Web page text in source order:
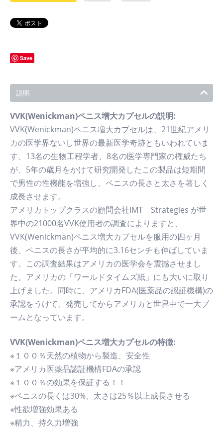
Save
説明
VVK(Wenickman)ペニス増大カプセルの説明:
VVK(Wenickman)ペニス増大カプセルは、21世紀アメリ
カの医学界ないし世界の最新医学奇跡ともいわれていま
す、13名の生物工程学者、8名の医学専門家の権威たち
が、5年の歳月をかけて研究開発したこの製品は短期間
で男性の性機能を増強し、ペニスの長さと太さを著しく
成長させます。
アメリカトップクラスの顧問会社IMT Strategies が世
界中の21000名VVK使用者の調査によりますと、
VVK(Wenickman)ペニス増大カプセルを服用の四ヶ月
後、ペニスの長さが平均的に3.16センチも伸ばしていま
す。この調査結果はアメリカの医学会を震撼させまし
た。アメリカの「ワールドタイムズ紙」にも大いに取り
上げました。同時に、アメリカFDA(医薬品の認証機構)の
承認をうけて、発売してからアメリカと世界中で一大ブ
ームとなっています。
VVK(Wenickman)ペニス増大カプセルの特徴:
※１００％天然の植物から製造、安全性
※アメリカ医薬品認証機構FDAの承認
※１００％の効果を保証する！！
※ペニスの長くは30%、太さは25％以上成長させる
※性欲増強効果ある
※精力、持久力増強